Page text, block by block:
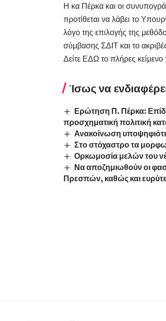
Η κα Πέρκα και οι
προτίθεται να λάβει το
λόγο της επιλογής της
σύμβασης ΣΔΙΤ και το
Δείτε ΕΔΩ το πλήρες
Ίσως να
Ερώτηση Π. Πέρκα:
προσχηματική πολιτική
Ανακοίνωση
Στο στόχαστρο τα
Ορκωμοσία μελών του
Να αποζημιωθούν οι
Πρεσπών, καθώς και